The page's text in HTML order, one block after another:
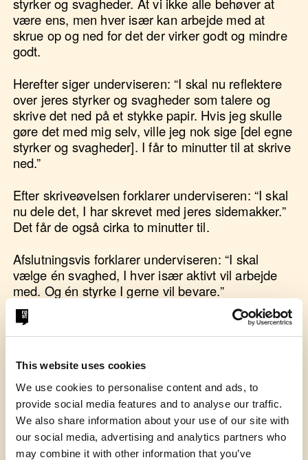
This website uses cookies
We use cookies to personalise content and ads, to
provide social media features and to analyse our traffic.
We also share information about your use of our site with
our social media, advertising and analytics partners who
may combine it with other information that you’ve
være ens, men hver især kan arbejde med at
skrue op og ned for det der virker godt og mindre
godt.
Herefter siger underviseren: “I skal nu reflektere
over jeres styrker og svagheder som talere og
skrive det ned på et stykke papir. Hvis jeg skulle
gøre det med mig selv, ville jeg nok sige [del egne
styrker og svagheder]. I får to minutter til at skrive
ned.”
Efter skriveøvelsen forklarer underviseren: “I skal
nu dele det, I har skrevet med jeres sidemakker.”
Det får de også cirka to minutter til.
Afslutningsvis forklarer underviseren: “I skal
vælge én svaghed, I hver især aktivt vil arbejde
med. Og én styrke I gerne vil bevare.”
Et eksempel på beskrivelse af styrker og
svagheder:
går ret ofte ud af en tangent, har tendens til at tale
for hurtigt. Jeg kan godt blive lidt nervøs og har
tendens til at mumle. Jeg har nemt ved at finde på
noget at tale om, og jeg smiler meget. Nogle
gange næsten for meget, så jeg skal huske også
at vise alvor i mit kropssprog.”